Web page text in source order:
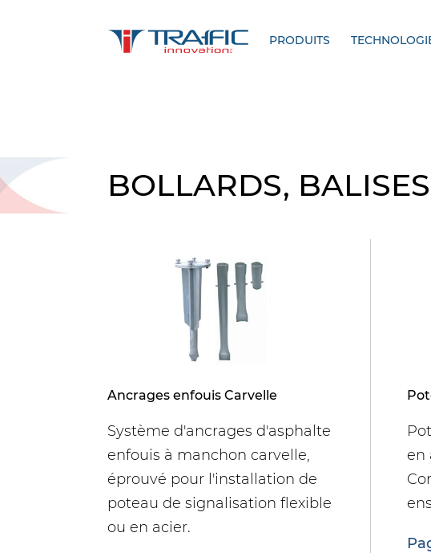
PRODUITS
BOLLARDS,
Ancrages enfouis Carvelle
Système d'ancrages d'asphalte
enfouis à manchon carvelle,
éprouvé pour l'installation de
poteau de signalisation flexible
ou en acier.
en